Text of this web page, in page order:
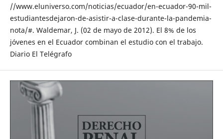
//www.eluniverso.com/noticias/ecuador/en-ecuador-90-mil-
estudiantesdejaron-de-asistir-a-clase-durante-la-pandemia-
nota/#. Waldemar, J. (02 de mayo de 2012). El 8% de los
jóvenes en el Ecuador combinan el estudio con el trabajo.
Diario El Telégrafo